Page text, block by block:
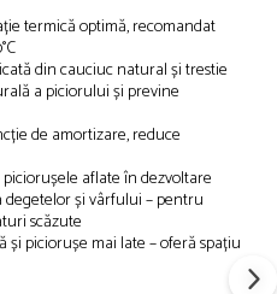
termică optimă, recomandat
din cauciuc natural și trestie
a piciorului și previne
de amortizare, reduce
aflate în dezvoltare
și vârfului – pentru
scăzute
piciorușe mai late – oferă spațiu